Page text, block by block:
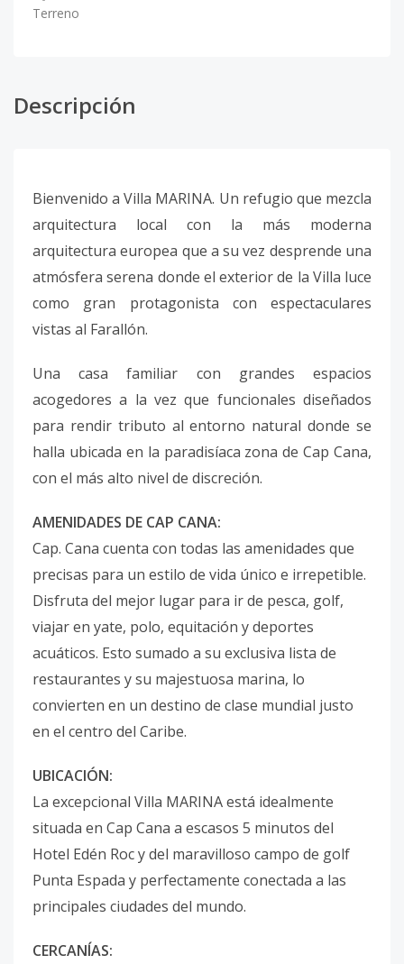
Terreno
Descripción
Bienvenido a Villa MARINA. Un refugio que mezcla
arquitectura local con la más moderna
arquitectura europea que a su vez desprende una
atmósfera serena donde el exterior de la Villa luce
como gran protagonista con espectaculares
vistas al Farallón.
Una casa familiar con grandes espacios
acogedores a la vez que funcionales diseñados
para rendir tributo al entorno natural donde se
halla ubicada en la paradisíaca zona de Cap Cana,
con el más alto nivel de discreción.
AMENIDADES DE CAP CANA:
Cap. Cana cuenta con todas las amenidades que
precisas para un estilo de vida único e irrepetible.
Disfruta del mejor lugar para ir de pesca, golf,
viajar en yate, polo, equitación y deportes
acuáticos. Esto sumado a su exclusiva lista de
restaurantes y su majestuosa marina, lo
convierten en un destino de clase mundial justo
en el centro del Caribe.
UBICACIÓN:
La excepcional Villa MARINA está idealmente
situada en Cap Cana a escasos 5 minutos del
Hotel Edén Roc y del maravilloso campo de golf
Punta Espada y perfectamente conectada a las
principales ciudades del mundo.
CERCANÍAS: